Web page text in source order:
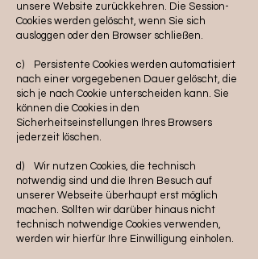
unsere Website zurückkehren. Die Session-
Cookies werden gelöscht, wenn Sie sich
ausloggen oder den Browser schließen.
c) Persistente Cookies werden automatisiert
nach einer vorgegebenen Dauer gelöscht, die
sich je nach Cookie unterscheiden kann. Sie
können die Cookies in den
Sicherheitseinstellungen Ihres Browsers
jederzeit löschen.
d) Wir nutzen Cookies, die technisch
notwendig sind und die Ihren Besuch auf
unserer Webseite überhaupt erst möglich
machen. Sollten wir darüber hinaus nicht
technisch notwendige Cookies verwenden,
werden wir hierfür Ihre Einwilligung einholen.